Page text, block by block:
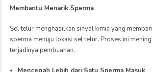
serta memengaruhi fungsi ovarium dan saluran
menjadi lebih kecil.
Jenis Kista yang Umumnya Tidak